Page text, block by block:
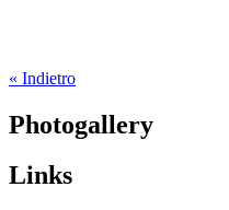
« Indietro
Photogallery
Links